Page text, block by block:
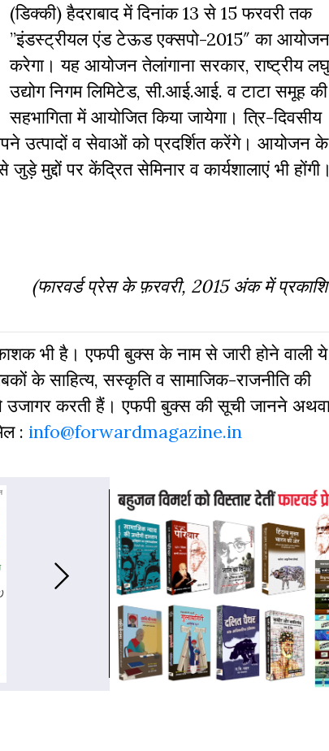
(डिक्की) हैदराबाद में दिनांक 13 से 15 फरवरी तक
”इंडस्ट्रीयल एंड टेऊड एक्सपो-2015″ का आयोजन
करेगा। यह आयोजन तेलांगाना सरकार, राष्ट्रीय लघु
उद्योग निगम लिमिटेड, सी.आई.आई. व टाटा समूह की
सहभागिता में आयोजित किया जायेगा। त्रि-दिवसीय
उत्पादों व सेवाओं को प्रदर्शित करेंगे। आयोजन के
मुद्दों पर केंद्रित सेमिनार व कार्यशालाएं भी होंगी।
(फारवर्ड प्रेस के फ़रवरी, 2015 अंक में
भी है। एफपी बुक्‍स के नाम से जारी होने वाली ये
के साहित्‍य, सस्‍क‍ृति व सामाजिक-राजनीति की
करती हैं। एफपी बुक्‍स की सूची जानने
: info@forwardmagazine.in